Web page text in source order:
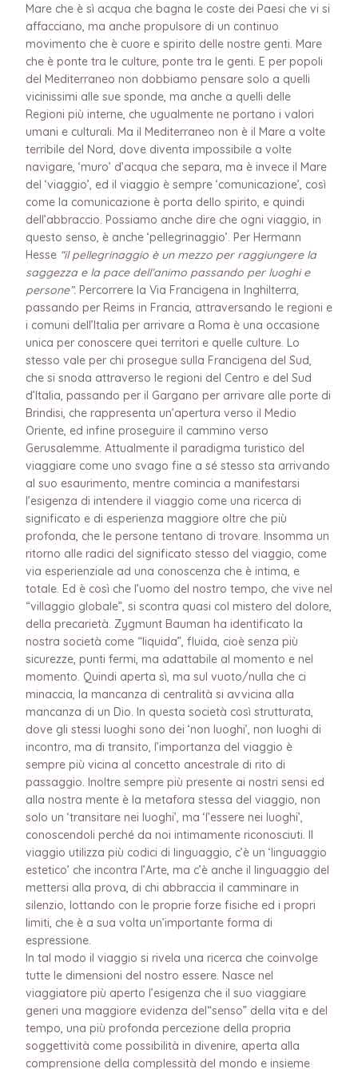
Mare che è sì acqua che bagna le coste dei Paesi che vi si
affacciano, ma anche propulsore di un continuo
movimento che è cuore e spirito delle nostre genti. Mare
che è ponte tra le culture, ponte tra le genti. E per popoli
del Mediterraneo non dobbiamo pensare solo a quelli
vicinissimi alle sue sponde, ma anche a quelli delle
Regioni più interne, che ugualmente ne portano i valori
umani e culturali. Ma il Mediterraneo non è il Mare a volte
terribile del Nord, dove diventa impossibile a volte
navigare, ‘muro’ d’acqua che separa, ma è invece il Mare
del ‘viaggio’, ed il viaggio è sempre ‘comunicazione’, così
come la comunicazione è porta dello spirito, e quindi
dell’abbraccio. Possiamo anche dire che ogni viaggio, in
questo senso, è anche ‘pellegrinaggio’. Per Hermann
Hesse “il pellegrinaggio è un mezzo per raggiungere la
saggezza e la pace dell’animo passando per luoghi e
persone”. Percorrere la Via Francigena in Inghilterra,
passando per Reims in Francia, attraversando le regioni e
i comuni dell’Italia per arrivare a Roma è una occasione
unica per conoscere quei territori e quelle culture. Lo
stesso vale per chi prosegue sulla Francigena del Sud,
che si snoda attraverso le regioni del Centro e del Sud
d’Italia, passando per il Gargano per arrivare alle porte di
Brindisi, che rappresenta un’apertura verso il Medio
Oriente, ed infine proseguire il cammino verso
Gerusalemme. Attualmente il paradigma turistico del
viaggiare come uno svago fine a sé stesso sta arrivando
al suo esaurimento, mentre comincia a manifestarsi
l’esigenza di intendere il viaggio come una ricerca di
significato e di esperienza maggiore oltre che più
profonda, che le persone tentano di trovare. Insomma un
ritorno alle radici del significato stesso del viaggio, come
via esperienziale ad una conoscenza che è intima, e
totale. Ed è così che l’uomo del nostro tempo, che vive nel
“villaggio globale”, si scontra quasi col mistero del dolore,
della precarietà. Zygmunt Bauman ha identificato la
nostra società come “liquida”, fluida, cioè senza più
sicurezze, punti fermi, ma adattabile al momento e nel
momento. Quindi aperta sì, ma sul vuoto/nulla che ci
minaccia, la mancanza di centralità si avvicina alla
mancanza di un Dio. In questa società così strutturata,
dove gli stessi luoghi sono dei ‘non luoghi’, non luoghi di
incontro, ma di transito, l’importanza del viaggio è
sempre più vicina al concetto ancestrale di rito di
passaggio. Inoltre sempre più presente ai nostri sensi ed
alla nostra mente è la metafora stessa del viaggio, non
solo un ‘transitare nei luoghi’, ma ‘l’essere nei luoghi’,
conoscendoli perché da noi intimamente riconosciuti. Il
viaggio utilizza più codici di linguaggio, c’è un ‘linguaggio
estetico’ che incontra l’Arte, ma c’è anche il linguaggio del
mettersi alla prova, di chi abbraccia il camminare in
silenzio, lottando con le proprie forze fisiche ed i propri
limiti, che è a sua volta un’importante forma di
espressione.
In tal modo il viaggio si rivela una ricerca che coinvolge
tutte le dimensioni del nostro essere. Nasce nel
viaggiatore più aperto l’esigenza che il suo viaggiare
generi una maggiore evidenza del“senso” della vita e del
tempo, una più profonda percezione della propria
soggettività come possibilità in divenire, aperta alla
comprensione della complessità del mondo e insieme